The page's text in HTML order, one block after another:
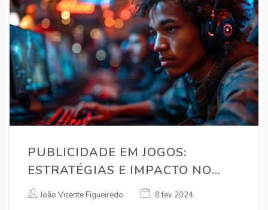
PUBLICIDADE EM JOGOS:
ESTRATÉGIAS E IMPACTO NO
MERCADO DE ANÚNCIOS
João Vicente Figueiredo 8 fev 2024